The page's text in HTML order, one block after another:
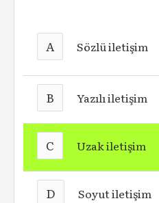
A Sözlü iletişim
B Yazılı iletişim
C Uzak iletişim
D Soyut iletişim